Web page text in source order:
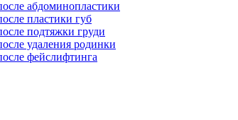
абдоминопластики
пластики губ
подтяжки груди
удаления родинки
фейслифтинга